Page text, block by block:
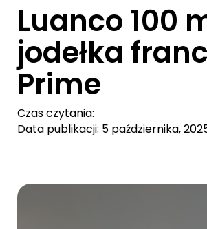
Luanco 100
jodełka
Prime
Czas czytania:
Data publikacji: 5 października,